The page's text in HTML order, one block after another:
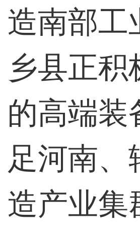
造南部工
乡县正
的高端装
足河南、
造产业集